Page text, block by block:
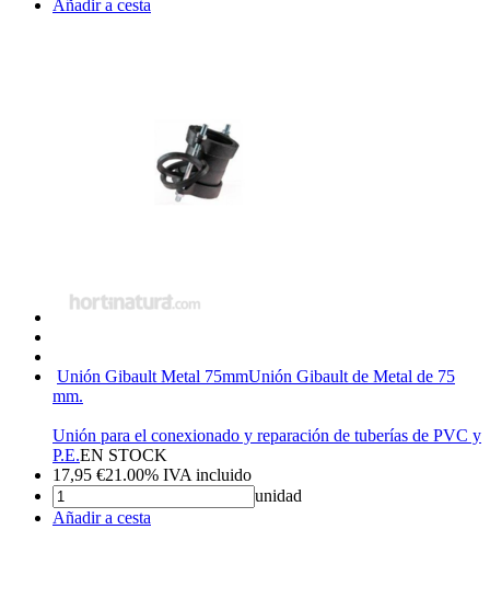
Añadir a cesta
Unión Gibault Metal 75mmUnión Gibault de Metal de 75
mm.
Unión para el conexionado y reparación de tuberías de PVC y
P.E.EN STOCK
17,95 €21.00% IVA incluido
unidad
Añadir a cesta